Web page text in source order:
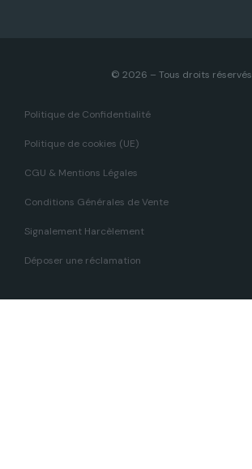
© 2026 – Tous droits réservés
Politique de Confidentialité
Politique de cookies (UE)
CGU & Mentions Légales
Conditions Générales de Vente
Signalement Harcèlement
Déposer une réclamation